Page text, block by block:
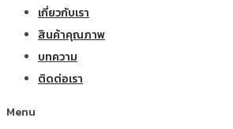
เกี่ยวกับเรา
สินค้าคุณภาพ
บทความ
ติดต่อเรา
Menu